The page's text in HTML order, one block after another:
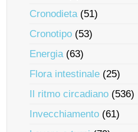
Cronodieta(51)
Cronotipo (53)
Energia(63)
Flora intestinale (25)
Il ritmo circadiano (536)
Invecchiamento (61)